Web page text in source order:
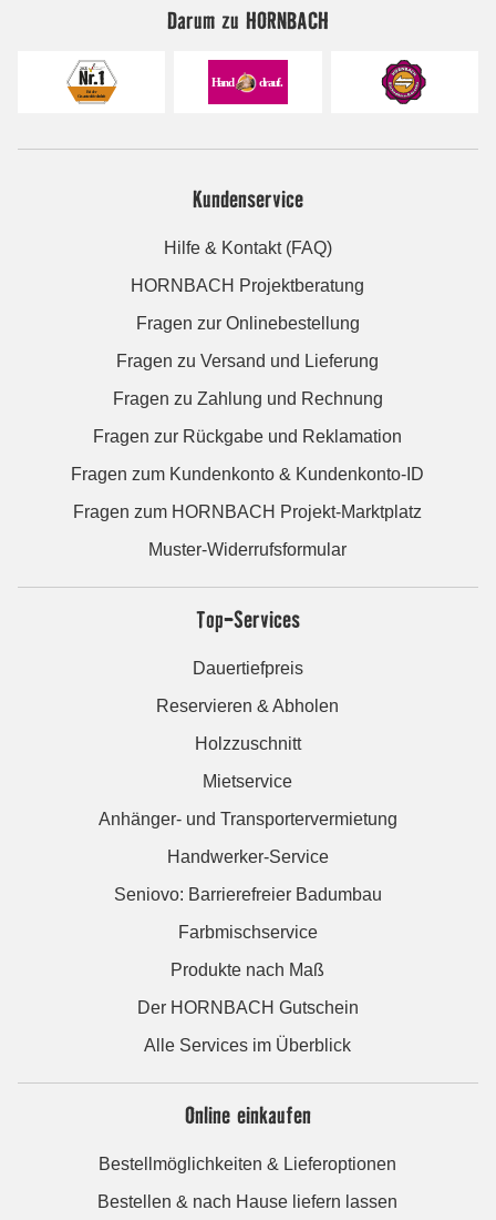
Darum zu HORNBACH
Kundenservice
Hilfe & Kontakt (FAQ)
HORNBACH Projektberatung
Fragen zur Onlinebestellung
Fragen zu Versand und Lieferung
Fragen zu Zahlung und Rechnung
Fragen zur Rückgabe und Reklamation
Fragen zum Kundenkonto & Kundenkonto-ID
Fragen zum HORNBACH Projekt-Marktplatz
Muster-Widerrufsformular
Top-Services
Dauertiefpreis
Reservieren & Abholen
Holzzuschnitt
Mietservice
Anhänger- und Transportervermietung
Handwerker-Service
Seniovo: Barrierefreier Badumbau
Farbmischservice
Produkte nach Maß
Der HORNBACH Gutschein
Alle Services im Überblick
Online einkaufen
Bestellmöglichkeiten & Lieferoptionen
Bestellen & nach Hause liefern lassen